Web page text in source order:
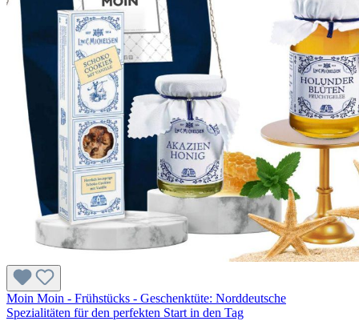
Moin Moin - Frühstücks - Geschenktüte: Norddeutsche
Spezialitäten für den perfekten Start in den Tag